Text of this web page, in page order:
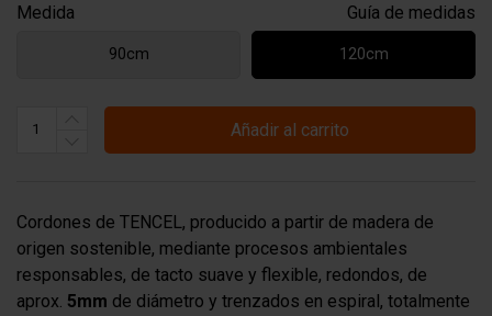
Guía de medidas
Medida
90cm 120cm
Añadir al carrito
Cordones de TENCEL, producido a partir de madera de
origen sostenible, mediante procesos ambientales
responsables, de tacto suave y flexible, redondos, de
aprox. 5mm de diámetro y trenzados en espiral, totalmente